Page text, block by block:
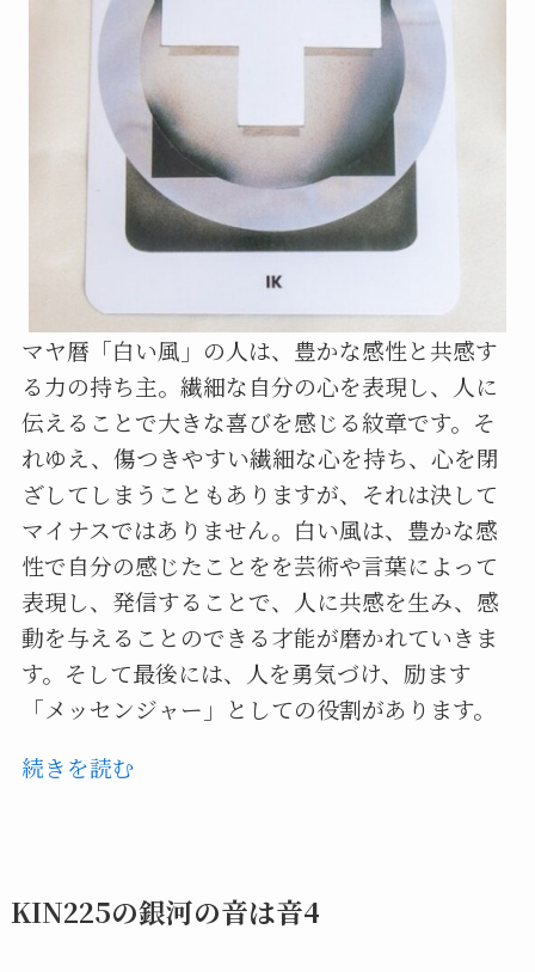
マヤ暦「白い風」の人は、豊かな感性と共感す
る力の持ち主。繊細な自分の心を表現し、人に
伝えることで大きな喜びを感じる紋章です。そ
れゆえ、傷つきやすい繊細な心を持ち、心を閉
ざしてしまうこともありますが、それは決して
マイナスではありません。白い風は、豊かな感
性で自分の感じたことをを芸術や言葉によって
表現し、発信することで、人に共感を生み、感
動を与えることのできる才能が磨かれていきま
す。そして最後には、人を勇気づけ、励ます
「メッセンジャー」としての役割があります。
続きを読む
KIN225の銀河の音は音4